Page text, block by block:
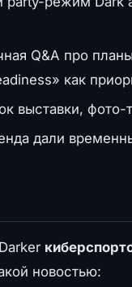
Q&A про
как
выставки, фото-
дали
новостью: